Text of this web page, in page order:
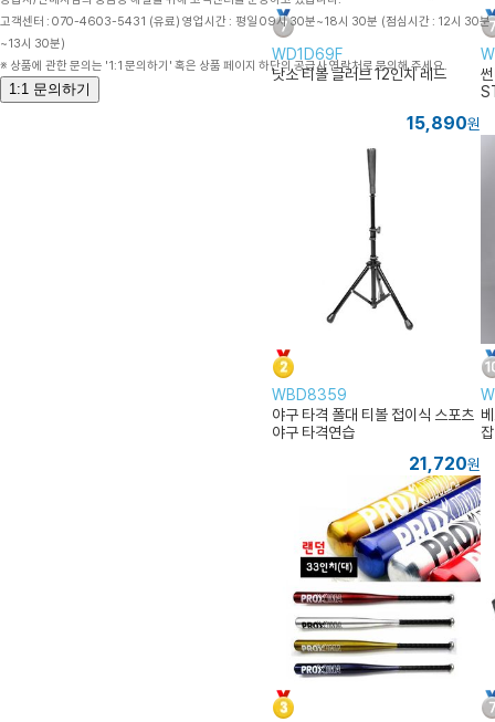
WD1D69F
낫소 티볼 글러브 12인치 레드
15,890원
WBD8359
야구 타격 폴대 티볼 접이식 스포츠
야구 타격연습
21,720원